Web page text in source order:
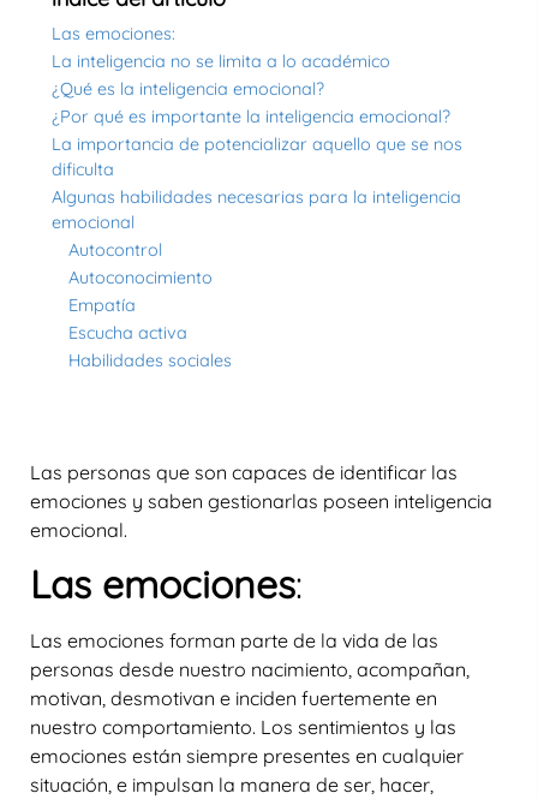
Las emociones:
La inteligencia no se limita a lo académico
¿Qué es la inteligencia emocional?
¿Por qué es importante la inteligencia emocional?
La importancia de potencializar aquello que se nos
dificulta
Algunas habilidades necesarias para la inteligencia
emocional
Autocontrol
Autoconocimiento
Empatía
Escucha activa
Habilidades sociales
Las personas que son capaces de identificar las
emociones y saben gestionarlas poseen inteligencia
emocional.
Las emociones:
Las emociones forman parte de la vida de las
personas desde nuestro nacimiento, acompañan,
motivan, desmotivan e inciden fuertemente en
nuestro comportamiento. Los sentimientos y las
emociones están siempre presentes en cualquier
situación, e impulsan la manera de ser, hacer,